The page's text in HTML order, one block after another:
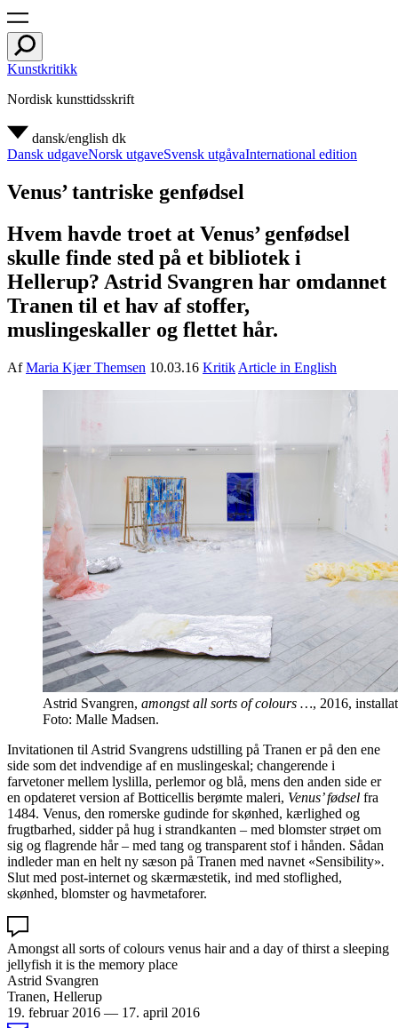
Kunstkritikk
Nordisk kunsttidsskrift
dansk/english dk
Dansk udgaveNorsk utgaveSvensk utgåvaInternational edition
Venus’ tantriske genfødsel
Hvem havde troet at Venus’ genfødsel
skulle finde sted på et bibliotek i
Hellerup? Astrid Svangren har omdannet
Tranen til et hav af stoffer,
muslingeskaller og flettet hår.
AfMaria Kjær Themsen 10.03.16 Kritik Article in English
Astrid Svangren, amongst all sorts of colours …, 2016,
Foto: Malle Madsen.
Invitationen til Astrid Svangrens udstilling på Tranen er på den ene
side som det indvendige af en muslingeskal; changerende i
farvetoner mellem lyslilla, perlemor og blå, mens den anden side er
en opdateret version af Botticellis berømte maleri, Venus’ fødsel fra
1484. Venus, den romerske gudinde for skønhed, kærlighed og
frugtbarhed, sidder på hug i strandkanten – med blomster strøet om
sig og flagrende hår – med tang og transparent stof i hånden. Sådan
indleder man en helt ny sæson på Tranen med navnet «Sensibility».
Slut med post-internet og skærmæstetik, ind med stoflighed,
skønhed, blomster og havmetaforer.
Amongst all sorts of colours venus hair and a day of thirst a sleeping
jellyfish it is the memory place
Astrid Svangren
Tranen, Hellerup
19. februar 2016 — 17. april 2016